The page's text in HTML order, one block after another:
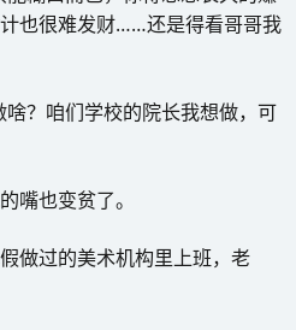
也很难发财……还是得看哥哥我
？咱们学校的院长我想做，可
嘴也变贫了。
做过的美术机构里上班，老